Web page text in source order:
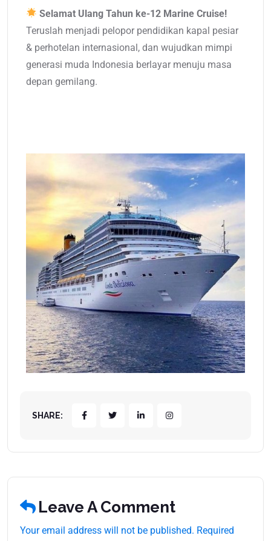
Selamat Ulang Tahun ke-12 Marine Cruise!
Teruslah menjadi pelopor pendidikan kapal pesiar
& perhotelan internasional, dan wujudkan mimpi
generasi muda Indonesia berlayar menuju masa
depan gemilang.
SHARE:
Leave A Comment
Your email address will not be published. Required